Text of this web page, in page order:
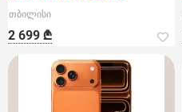
თბილისი
2 699 ₾